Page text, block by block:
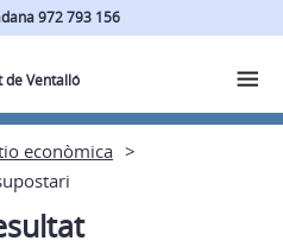
972 793 156
de Ventalló
econòmica